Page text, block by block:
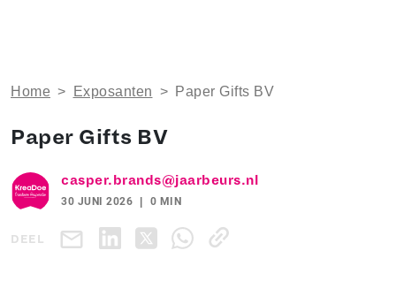
Home > Exposanten > Paper Gifts BV
Paper Gifts BV
casper.brands@jaarbeurs.nl
30 JUNI 2026 0 MIN
DEEL